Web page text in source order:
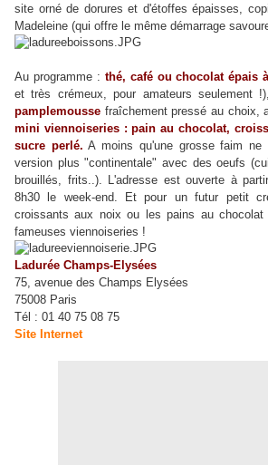
site orné de dorures et d'étoffes épaisses,
Madeleine (qui offre le même démarrage
Au programme : thé, café ou chocolat épais
et très crémeux, pour amateurs seulement
pamplemousse fraîchement pressé au choix,
mini viennoiseries : pain au chocolat,
sucre perlé. A moins qu'une grosse faim
version plus "continentale" avec des oeufs
brouillés, frits..). L'adresse est ouverte à
8h30 le week-end. Et pour un futur petit
croissants aux noix ou les pains au
fameuses viennoiseries !
Ladurée Champs-Elysées
75, avenue des Champs Elysées
75008 Paris
Tél : 01 40 75 08 75
Site Internet